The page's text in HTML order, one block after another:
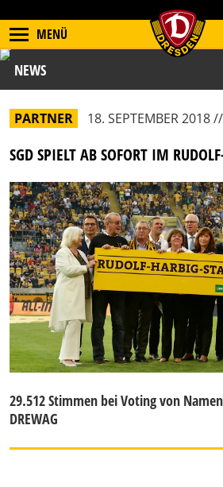
MENÜ
NEWS
PARTNER 18. SEPTEMBER 2018
SGD SPIELT AB SOFORT IM
29.512 Stimmen bei Voting von
DREWAG